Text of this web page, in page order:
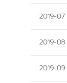
2019-07
2019-08
2019-09